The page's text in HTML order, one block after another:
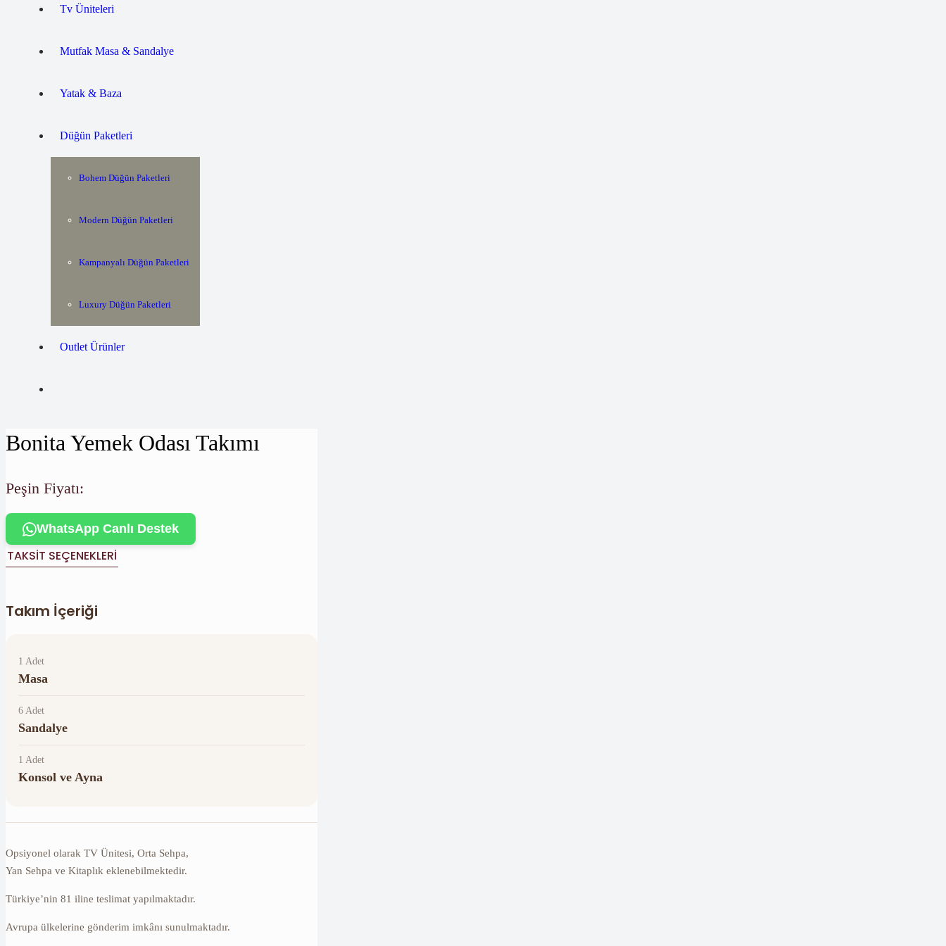
Tv Üniteleri
Mutfak Masa & Sandalye
Yatak & Baza
Düğün Paketleri
Bohem Düğün Paketleri
Modern Düğün Paketleri
Kampanyalı Düğün Paketleri
Luxury Düğün Paketleri
Outlet Ürünler
Bonita Yemek Odası Takımı
Peşin Fiyatı:
WhatsApp Canlı Destek
TAKSIT SEÇENEKLERI
Takım İçeriği
1 Adet
Masa
6 Adet
Sandalye
1 Adet
Konsol ve Ayna
Opsiyonel olarak TV Ünitesi, Orta Sehpa,
Yan Sehpa ve Kitaplık eklenebilmektedir.
Türkiye’nin 81 iline teslimat yapılmaktadır.
Avrupa ülkelerine gönderim imkânı sunulmaktadır.